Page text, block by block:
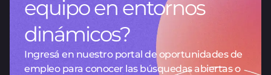
equipo en entornos
dinámicos?
Ingresá en nuestro portal de oportunidades de
empleo para conocer las búsquedas abiertas o